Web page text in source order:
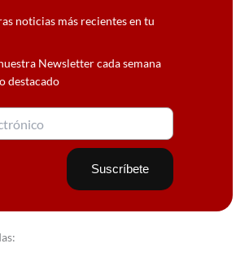
noticias más recientes en tu
Newsletter cada semana
destacado